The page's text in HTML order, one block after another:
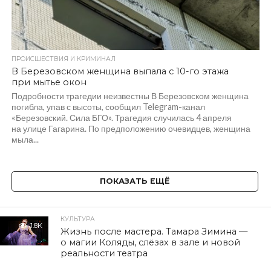
ПРОИСШЕСТВИЯ И КРИМИНАЛ
В Березовском женщина выпала с 10-го этажа
при мытье окон
Подробности трагедии неизвестны В Березовском женщина
погибла, упав с высоты, сообщил Telegram-канал
«Березовский. Сила БГО». Трагедия случилась 4 апреля
на улице Гагарина. По предположению очевидцев, женщина
мыла...
ПОКАЗАТЬ ЕЩЁ
1.8K
КУЛЬТУРА
Жизнь после мастера. Тамара Зимина —
о магии Коляды, слёзах в зале и новой
реальности театра